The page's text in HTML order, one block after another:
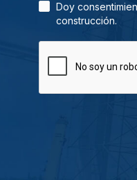
Doy
construcción.